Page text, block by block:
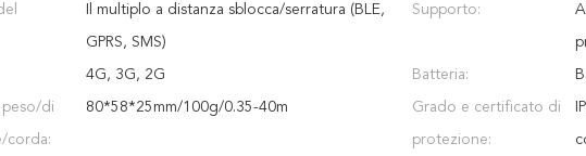
Il multiplo a distanza sblocca/serratura (BLE,
GPRS, SMS)
Supporto:
4G, 3G, 2G Batteria:
peso/di
corda:
80*58*25mm/100g/0.35-40m Grado e certificato di
protezione: